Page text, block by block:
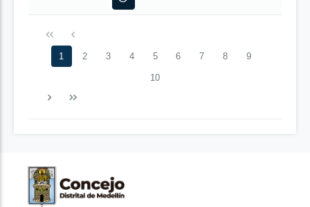
1 2 3 4 5 6 7 8 9
10